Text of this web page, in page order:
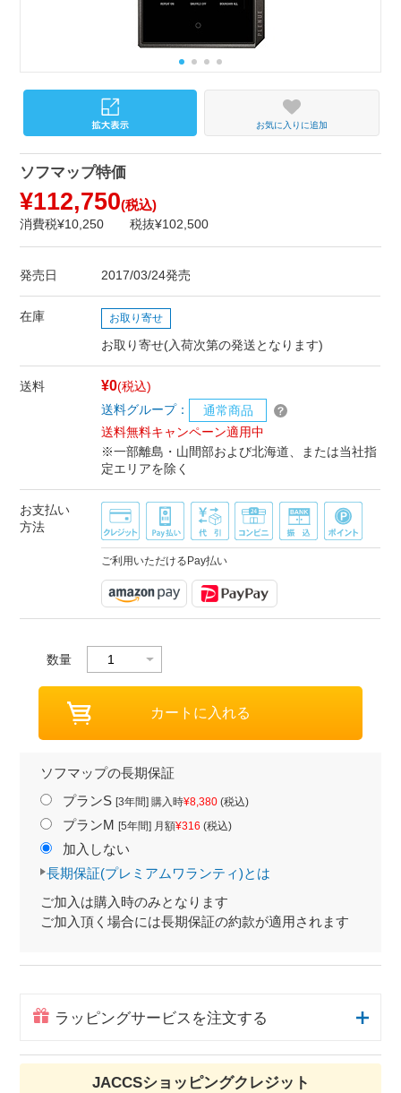
お気に入りに追加
ソフマップ特価
¥112,750(税込)
消費税¥10,250 税抜¥102,500
発売日 2017/03/24発売
在庫 お取り寄せ
お取り寄せ(入荷次第の発送となります)
送料 ¥0(税込)
送料グループ：
通常商品
送料無料キャンペーン適用中
※一部離島・山間部および北海道、または当社指
定エリアを除く
お支払い
方法
ご利用いただけるPay払い
数量
ソフマップの長期保証
プランS [3年間] 購入時¥8,380(税込)
プランM [5年間] 月額¥316 (税込)
加入しない
長期保証(プレミアムワランティ)とは
ご加入は購入時のみとなります
ご加入頂く場合には長期保証の約款が適用されます
ラッピングサービスを注文する
JACCSショッピングクレジット